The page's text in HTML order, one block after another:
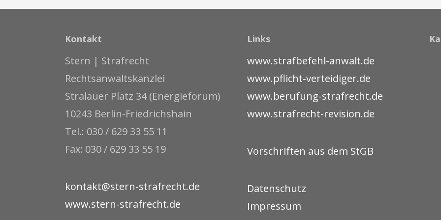
Kontakt
Stern | Strafrecht
Rechtsanwaltskanzlei
Stralauer Platz 34 (Energieforum)
10243 Berlin-Friedrichshain
Tel.: 030 / 629 33 55 11
Fax: 030 / 629 33 55 19
kontakt@stern-strafrecht.de
www.stern-strafrecht.de
Links
www.strafbefehl-anwalt.de
www.pflicht-verteidiger.de
www.berufung-strafrecht.de
www.strafrecht-revision.de
Vorschriften aus dem StGB
Datenschutz
Impressum